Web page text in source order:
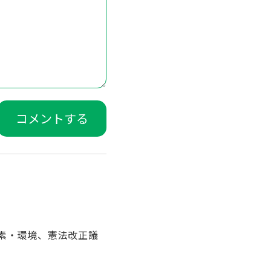
・環境、憲法改正議